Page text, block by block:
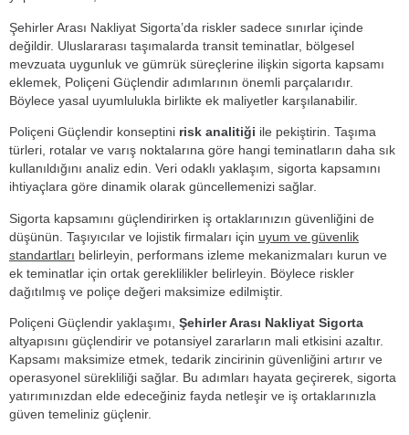
Şehirler Arası Nakliyat Sigorta’da riskler sadece sınırlar içinde
değildir. Uluslararası taşımalarda transit teminatlar, bölgesel
mevzuata uygunluk ve gümrük süreçlerine ilişkin sigorta kapsamı
eklemek, Poliçeni Güçlendir adımlarının önemli parçalarıdır.
Böylece yasal uyumlulukla birlikte ek maliyetler karşılanabilir.
Poliçeni Güçlendir konseptini risk analitiği ile pekiştirin. Taşıma
türleri, rotalar ve varış noktalarına göre hangi teminatların daha sık
kullanıldığını analiz edin. Veri odaklı yaklaşım, sigorta kapsamını
ihtiyaçlara göre dinamik olarak güncellemenizi sağlar.
Sigorta kapsamını güçlendirirken iş ortaklarınızın güvenliğini de
düşünün. Taşıyıcılar ve lojistik firmaları için uyum ve güvenlik
standartları belirleyin, performans izleme mekanizmaları kurun ve
ek teminatlar için ortak gereklilikler belirleyin. Böylece riskler
dağıtılmış ve poliçe değeri maksimize edilmiştir.
Poliçeni Güçlendir yaklaşımı, Şehirler Arası Nakliyat Sigorta
altyapısını güçlendirir ve potansiyel zararların mali etkisini azaltır.
Kapsamı maksimize etmek, tedarik zincirinin güvenliğini artırır ve
operasyonel sürekliliği sağlar. Bu adımları hayata geçirerek, sigorta
yatırımınızdan elde edeceğiniz fayda netleşir ve iş ortaklarınızla
güven temeliniz güçlenir.